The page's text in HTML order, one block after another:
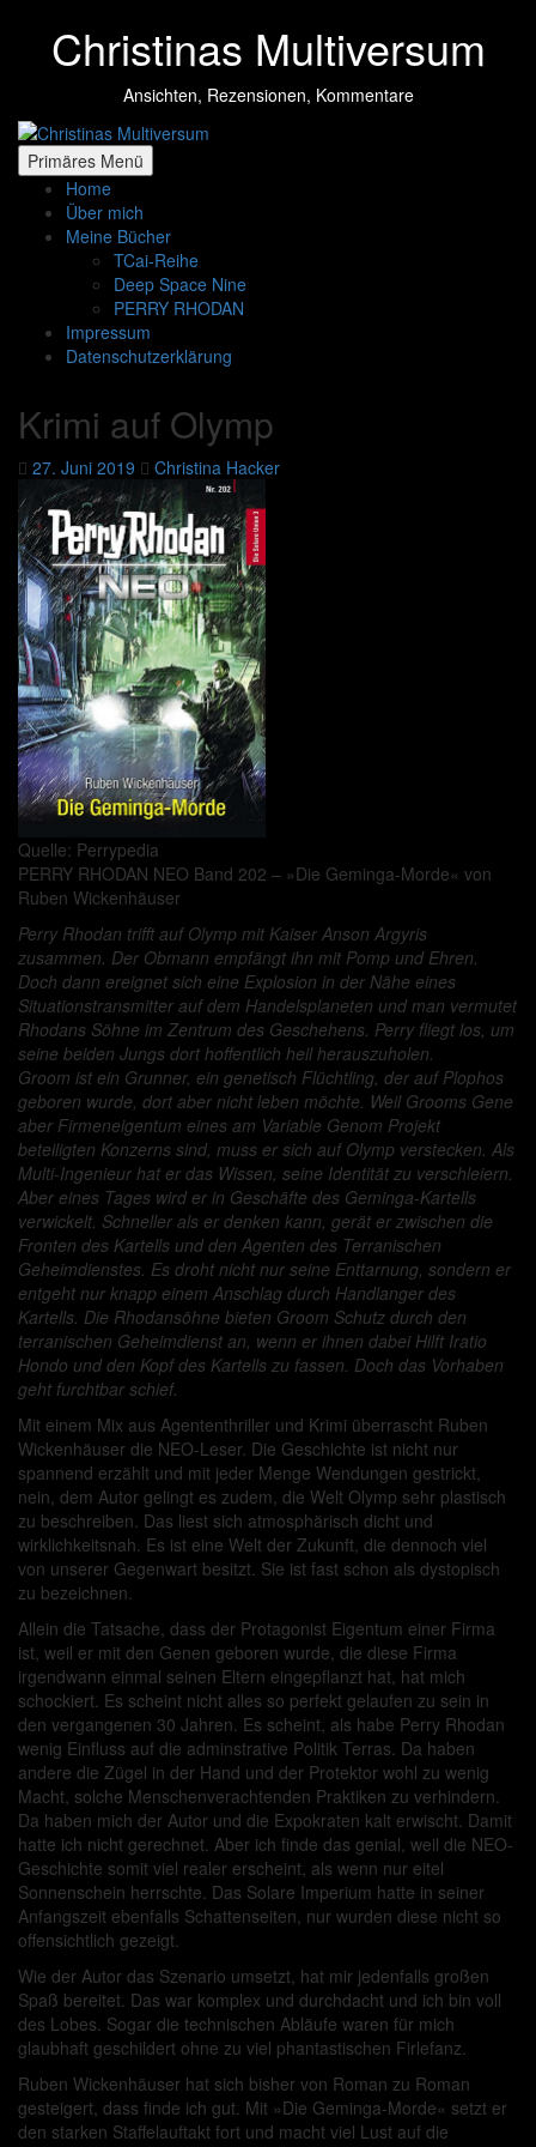
springenChristinas Multiversum
Ansichten, Rezensionen, Kommentare
Primäres Menü
Home
Über mich
Meine Bücher
TCai-Reihe
Deep Space Nine
PERRY RHODAN
Impressum
Datenschutzerklärung
Krimi auf Olymp
27. Juni 2019 Christina Hacker
Quelle: Perrypedia
PERRY RHODAN NEO Band 202 – »Die Geminga-Morde« von
Ruben Wickenhäuser
Perry Rhodan trifft auf Olymp mit Kaiser Anson Argyris
zusammen. Der Obmann empfängt ihn mit Pomp und Ehren.
Doch dann ereignet sich eine Explosion in der Nähe eines
Situationstransmitter auf dem Handelsplaneten und man vermutet
Rhodans Söhne im Zentrum des Geschehens. Perry fliegt los, um
seine beiden Jungs dort hoffentlich heil herauszuholen.
Groom ist ein Grunner, ein genetisch Flüchtling, der auf Plophos
geboren wurde, dort aber nicht leben möchte. Weil Grooms Gene
aber Firmeneigentum eines am Variable Genom Projekt
beteiligten Konzerns sind, muss er sich auf Olymp verstecken. Als
Multi-Ingenieur hat er das Wissen, seine Identität zu verschleiern.
Aber eines Tages wird er in Geschäfte des Geminga-Kartells
verwickelt. Schneller als er denken kann, gerät er zwischen die
Fronten des Kartells und den Agenten des Terranischen
Geheimdienstes. Es droht nicht nur seine Enttarnung, sondern er
entgeht nur knapp einem Anschlag durch Handlanger des
Kartells. Die Rhodansöhne bieten Groom Schutz durch den
terranischen Geheimdienst an, wenn er ihnen dabei Hilft Iratio
Hondo und den Kopf des Kartells zu fassen. Doch das Vorhaben
geht furchtbar schief.
Mit einem Mix aus Agententhriller und Krimi überrascht Ruben
Wickenhäuser die NEO-Leser. Die Geschichte ist nicht nur
spannend erzählt und mit jeder Menge Wendungen gestrickt,
nein, dem Autor gelingt es zudem, die Welt Olymp sehr plastisch
zu beschreiben. Das liest sich atmosphärisch dicht und
wirklichkeitsnah. Es ist eine Welt der Zukunft, die dennoch viel
von unserer Gegenwart besitzt. Sie ist fast schon als dystopisch
zu bezeichnen.
Allein die Tatsache, dass der Protagonist Eigentum einer Firma
ist, weil er mit den Genen geboren wurde, die diese Firma
irgendwann einmal seinen Eltern eingepflanzt hat, hat mich
schockiert. Es scheint nicht alles so perfekt gelaufen zu sein in
den vergangenen 30 Jahren. Es scheint, als habe Perry Rhodan
wenig Einfluss auf die adminstrative Politik Terras. Da haben
andere die Zügel in der Hand und der Protektor wohl zu wenig
Macht, solche Menschenverachtenden Praktiken zu verhindern.
Da haben mich der Autor und die Expokraten kalt erwischt. Damit
hatte ich nicht gerechnet. Aber ich finde das genial, weil die NEO-
Geschichte somit viel realer erscheint, als wenn nur eitel
Sonnenschein herrschte. Das Solare Imperium hatte in seiner
Anfangszeit ebenfalls Schattenseiten, nur wurden diese nicht so
offensichtlich gezeigt.
Wie der Autor das Szenario umsetzt, hat mir jedenfalls großen
Spaß bereitet. Das war komplex und durchdacht und ich bin voll
des Lobes. Sogar die technischen Abläufe waren für mich
glaubhaft geschildert ohne zu viel phantastischen Firlefanz.
Ruben Wickenhäuser hat sich bisher von Roman zu Roman
gesteigert, dass finde ich gut. Mit »Die Geminga-Morde« setzt er
den starken Staffelauftakt fort und macht viel Lust auf die